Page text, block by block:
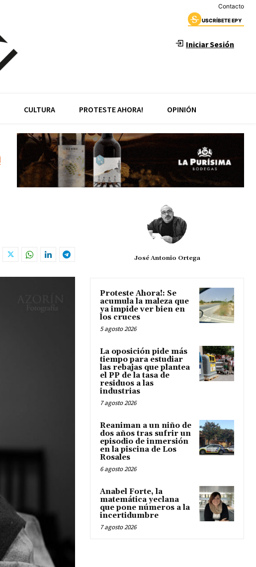
Contacto
USCRÍBETE EPY
Iniciar Sesión
CULTURA PROTESTE AHORA! OPINIÓN
José Antonio Ortega
Proteste Ahora!: Se
acumula la maleza que
ya impide ver bien en
los cruces
5 agosto 2026
La oposición pide más
tiempo para estudiar
las rebajas que plantea
el PP de la tasa de
residuos a las
industrias
7 agosto 2026
Reaniman a un niño de
dos años tras sufrir un
episodio de inmersión
en la piscina de Los
Rosales
6 agosto 2026
Anabel Forte, la
matemática yeclana
que pone números a la
incertidumbre
7 agosto 2026